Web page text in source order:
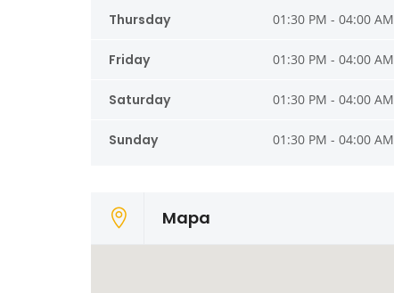
Thursday 01:30 PM - 04:00 AM
Friday 01:30 PM - 04:00 AM
Saturday 01:30 PM - 04:00 AM
Sunday 01:30 PM - 04:00 AM
Mapa